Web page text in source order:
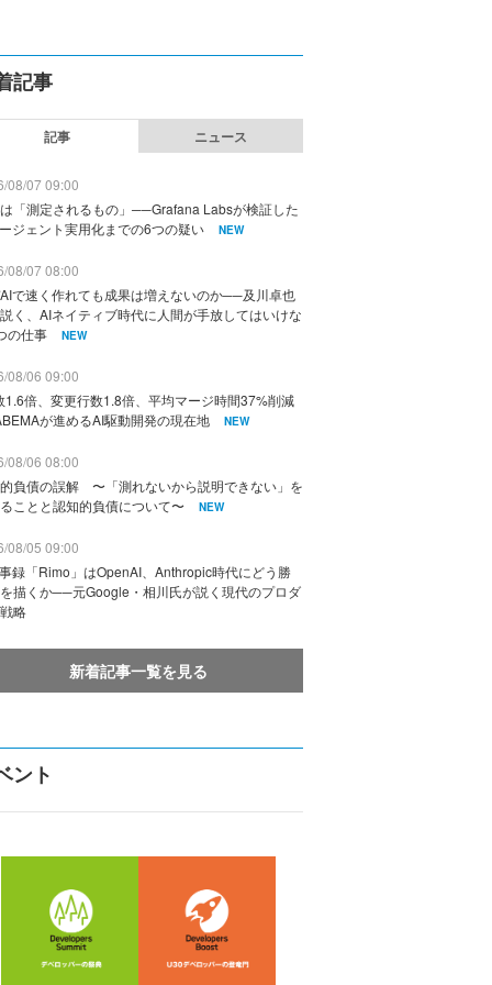
記事
記事 ニュース
08/07 09:00
「測定されるもの」──Grafana Labsが検証した
ジェント実用化までの6つの疑い
NEW
08/07 08:00
で速く作れても成果は増えないのか──及川卓也
く、AIネイティブ時代に人間が手放してはいけな
の仕事
NEW
08/06 09:00
1.6倍、変更行数1.8倍、平均マージ時間37%削減
が進めるAI駆動開発の現在地
NEW
08/06 08:00
負債の誤解 〜「測れないから説明できない」を
ことと認知的負債について〜
NEW
08/05 09:00
録「Rimo」はOpenAI、Anthropic時代にどう勝
描くか──元Google・相川氏が説く現代のプロダ
略
新着記事一覧を見る
ント